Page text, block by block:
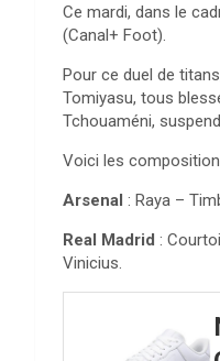
Ce mardi, dans le
(Canal+ Foot).
Pour ce duel de
Tomiyasu, tous
Tchouaméni,
Voici les
Arsenal : Raya –
Real Madrid :
Vinicius.